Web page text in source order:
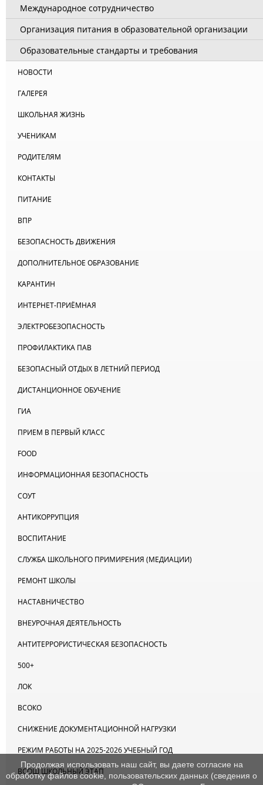
Международное сотрудничество
Организация питания в образовательной организации
Образовательные стандарты и требования
НОВОСТИ
ГАЛЕРЕЯ
ШКОЛЬНАЯ ЖИЗНЬ
УЧЕНИКАМ
РОДИТЕЛЯМ
КОНТАКТЫ
ПИТАНИЕ
ВПР
БЕЗОПАСНОСТЬ ДВИЖЕНИЯ
ДОПОЛНИТЕЛЬНОЕ ОБРАЗОВАНИЕ
КАРАНТИН
ИНТЕРНЕТ-ПРИЁМНАЯ
ЭЛЕКТРОБЕЗОПАСНОСТЬ
ПРОФИЛАКТИКА ПАВ
БЕЗОПАСНЫЙ ОТДЫХ В ЛЕТНИЙ ПЕРИОД
ДИСТАНЦИОННОЕ ОБУЧЕНИЕ
ГИА
ПРИЕМ В ПЕРВЫЙ КЛАСС
FOOD
ИНФОРМАЦИОННАЯ БЕЗОПАСНОСТЬ
СОУТ
АНТИКОРРУПЦИЯ
ВОСПИТАНИЕ
СЛУЖБА ШКОЛЬНОГО ПРИМИРЕНИЯ (МЕДИАЦИИ)
РЕМОНТ ШКОЛЫ
НАСТАВНИЧЕСТВО
ВНЕУРОЧНАЯ ДЕЯТЕЛЬНОСТЬ
АНТИТЕРРОРИСТИЧЕСКАЯ БЕЗОПАСНОСТЬ
500+
ЛОК
ВСОКО
СНИЖЕНИЕ ДОКУМЕНТАЦИОННОЙ НАГРУЗКИ
РЕЖИМ РАБОТЫ НА 2025-2026 УЧЕБНЫЙ ГОД
ВСОШ ШКОЛЬНЫЙ ЭТАП
Продолжая использовать наш сайт, вы даете согласие на
обработку файлов cookie, пользовательских данных (сведения о